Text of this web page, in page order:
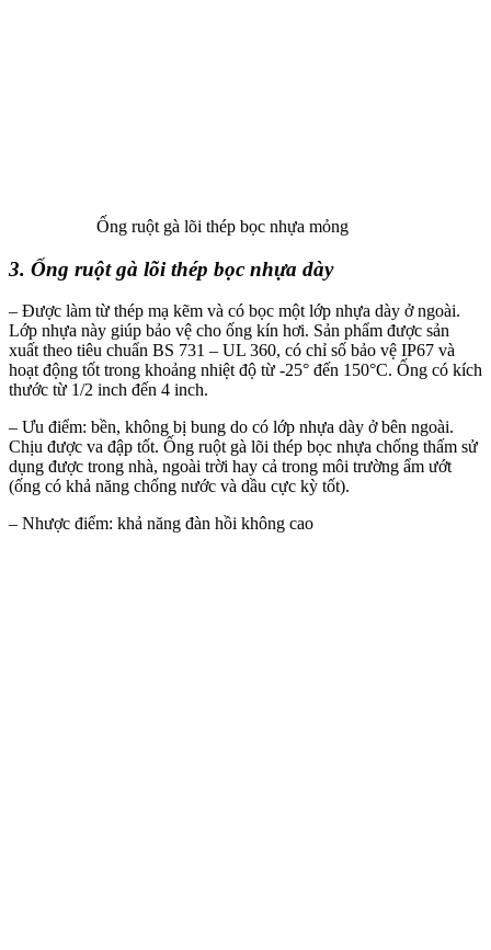
Ống ruột gà lõi thép bọc nhựa mỏng
3. Ống ruột gà lõi thép bọc nhựa dày
– Được làm từ thép mạ kẽm và có bọc một lớp nhựa dày ở ngoài.
Lớp nhựa này giúp bảo vệ cho ống kín hơi. Sản phẩm được sản
xuất theo tiêu chuẩn BS 731 – UL 360, có chỉ số bảo vệ IP67 và
hoạt động tốt trong khoảng nhiệt độ từ -25° đến 150°C. Ống có kích
thước từ 1/2 inch đến 4 inch.
– Ưu điểm: bền, không bị bung do có lớp nhựa dày ở bên ngoài.
Chịu được va đập tốt. Ống ruột gà lõi thép bọc nhựa chống thấm sử
dụng được trong nhà, ngoài trời hay cả trong môi trường ẩm ướt
(ống có khả năng chống nước và dầu cực kỳ tốt).
– Nhược điểm: khả năng đàn hồi không cao